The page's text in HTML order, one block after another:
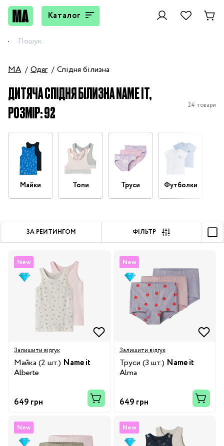
Каталог
MA Одяг Спідня білизна
ДИТЯЧА СПІДНЯ БІЛИЗНА NAME IT,
РОЗМІР: 92
24 товари
Майки Топи Труси Футболки
ЗА РЕЙТИНГОМ ФІЛЬТР
New
Залишити відгук
Mайка (2 шт.) Name it
Alberte
649 грн
New
Залишити відгук
Труси (3 шт.) Name it
Alma
649 грн
New New